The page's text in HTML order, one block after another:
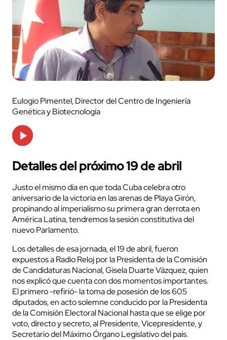
Eulogio Pimentel, Director del Centro de Ingeniería
Genética y Biotecnología
Audio
Player
Detalles del próximo 19 de abril
Justo el mismo día en que toda Cuba celebra otro
aniversario de la victoria en las arenas de Playa Girón,
propinando al imperialismo su primera gran derrota en
América Latina, tendremos la sesión constitutiva del
nuevo Parlamento.
Los detalles de esa jornada, el 19 de abril, fueron
expuestos a Radio Reloj por la Presidenta de la Comisión
de Candidaturas Nacional, Gisela Duarte Vázquez, quien
nos explicó que cuenta con dos momentos importantes.
El primero -refirió- la toma de posesión de los 605
diputados, en acto solemne conducido por la Presidenta
de la Comisión Electoral Nacional hasta que se elige por
voto, directo y secreto, al Presidente, Vicepresidente, y
Secretario del Máximo Órgano Legislativo del país.